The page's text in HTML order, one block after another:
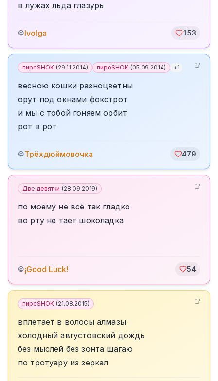
в лужах льда глазурь
©Ivolga 153
пироSHOK (29.11.2014) пироSHOK (05.09.2014) +1
весною кошки разноцветны
орут под окнами фокстрот
и мы с тобой гоняем орбит
рот в рот
©️Трёхдюймовочка 479
Две девятки (28.09.2019)
по моему не всё так гладко
во рту не тает шоколадка
©¡Good Luck! 54
пироSHOK (21.08.2015)
вплетает в волосы алмазы
холодный августовский дождь
без мыслей без зонта шагаю
по тротуару из зеркал